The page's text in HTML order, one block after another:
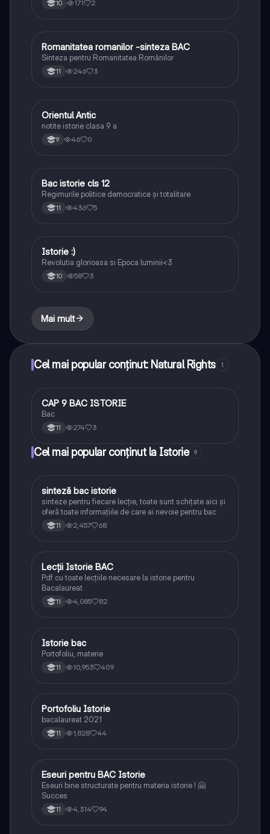
10 171 2
Istorie
Romanitatea romanilor -sinteza BAC
Sinteza pentru Romanitatea Românilor
11 246 3
Istorie
Orientul Antic
notite istorie clasa 9 a
9 46 0
Istorie
Bac istorie cls 12
Regimurile politice democratice și totalitare
11 436 5
Istorie
Istorie :)
Revolutia glorioasa si Epoca luminii<3
10 58 3
Mai mult
Cel mai popular conținut: Natural Rights 1
Istorie
CAP 9 BAC ISTORIE
Bac
11 274 3
Cel mai popular conținut la Istorie 9
Istorie
sinteză bac istorie
sinteze pentru fiecare lecție, toate sunt schițate aici și
oferă toate informațiile de care ai nevoie pentru bac
11 2,457 68
Istorie
Lecții Istorie BAC
Pdf cu toate lecțiile necesare la istorie pentru
Bacalaureat
11 4,085 82
Istorie
Istorie bac
Portofoliu, materie
11 10,953 409
Istorie
Portofoliu Istorie
bacalaureat 2021
11 1,828 44
Istorie
Eseuri pentru BAC Istorie
Eseuri bine structurate pentru materia istorie ! 🤗
Succes
11 4,314 94